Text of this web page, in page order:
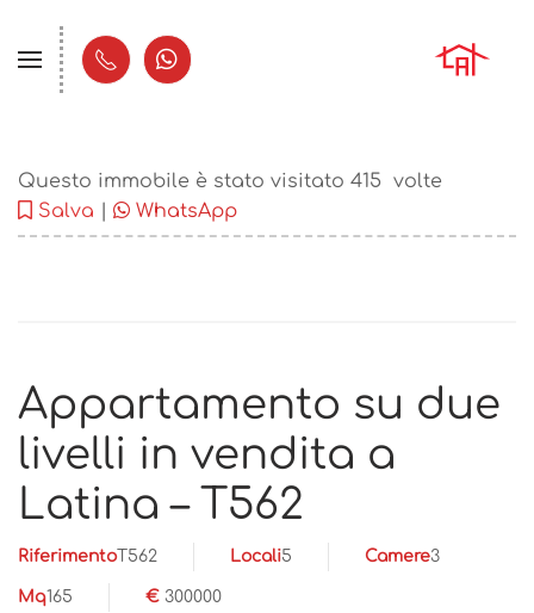
Questo immobile è stato visitato415 volte
Salva
WhatsApp
Appartamento su due
livelli in vendita a
Latina – T562
RiferimentoT562 Locali5 Camere3
Mq165 € 300000